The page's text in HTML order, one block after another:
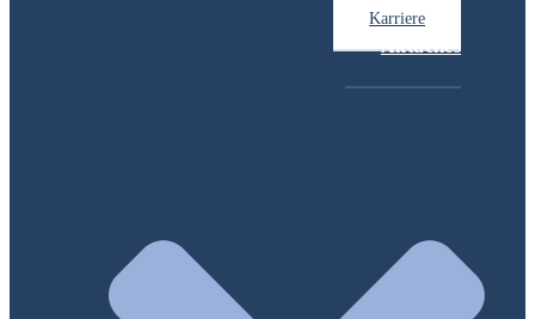
Karriere
Aktuelles